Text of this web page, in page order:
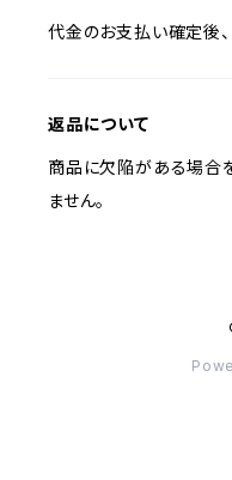
代金のお支払い確定後
返品について
商品に欠陥がある場合
ません。